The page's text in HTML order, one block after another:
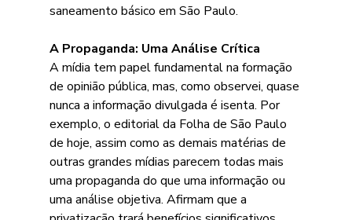
saneamento básico em São Paulo.
A Propaganda: Uma Análise Crítica
A mídia tem papel fundamental na formação
de opinião pública, mas, como observei, quase
nunca a informação divulgada é isenta. Por
exemplo, o editorial da Folha de São Paulo
de hoje, assim como as demais matérias de
outras grandes mídias parecem todas mais
uma propaganda do que uma informação ou
uma análise objetiva. Afirmam que a